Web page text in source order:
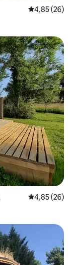
Évaluation
4,85 (26)
Évaluation
4,85 (26)